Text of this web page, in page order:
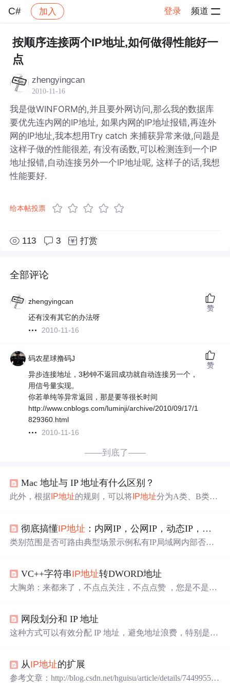
C# 加入 登录 频道
社区 C# 帖子详情
按顺序连接两个IP地址,如何做得性能好一
点
zhengyingcan
2010-11-16
我是做WINFORM的,并且要外网访问,那么我的数据库
要优先连内网的IP地址, 如果内网的IP地址报错,再连外
网的IP地址,我本想用Try catch 来捕获异常来做,问题是
这样子做的性能很差, 有没有函数,可以检测连到一个IP
地址报错,自动连接另外一个IP地址呢, 这样子的话,我想
性能要好.
给本帖投票
113 3 打赏
全部评论
zhengyingcan
还有没有其它的办法呀
2010-11-16
赞
码农星球撸码J
异步连接地址，3秒钟不返回成功就自动连接另一个，
用信号量实现。
你若单纯等异常返回，那是要等很长时间
http://www.cnblogs.com/luminji/archive/2010/09/17/1
829360.html
2010-11-16
赞
——到底了——
Mac 地址与 IP 地址有什么区别？
此外，根据 IP地址的规则，可以将 IP地址分为A类、B类、
机、政府机构和大型企业的网络，B类和C类地址用于中小
型主机和家庭宽带，而D类和E类地址主要用于无类域网。
到达目标设备所在的网络。目前最新的IP协议版本是IPv
6，它提供了更多的
IP地址类型和更高的安全 性能，但也增
加了更多的复杂性和实现难度。
彻底搞懂IP地址 ：内网IP，公网IP，动态IP，静态IP
类别范围是否可路由典型场景示例私有IP局域网内部否宿
网出口IP）动态IP可能变动是/否家庭宽带、校园网114.34.1
2.56（日变）静态IP长期固定是企业专线、云服务CGNAT
入。
VC++字符串IP地址转DWORD地址
大胸弟：来都来了，不点点关注，不点点赞 ，您是不是有
RD m_dwIpaddress; string strIPAddress = "192.168.10.10"; m_
dwIpaddress = IP_str2int(strIPAddress.c_str()); m_dwIpaddress
网段划分和 IP 地址
这种方式可以有效分配 IP 地址，避免地址浪费，特别是在
信。​ 如果在子网内新增一台主机，这台主机的网络号与子
网的网络号保持一致，但主机号不能与子网中其他主机的
从IP地址的扩展
参考文章：http://blog.csdn.net/hguisu/article/details/7449955